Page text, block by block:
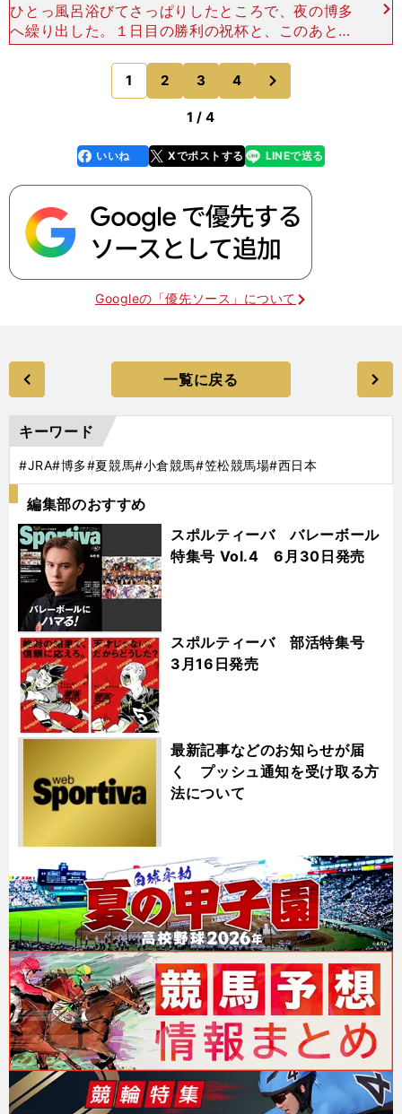
ひとっ風呂浴びてさっぱりしたところで、夜の博多
へ繰り出した。１日目の勝利の祝杯と、このあとの
旅の無事を祈念して、だ。 中洲界隈は、東京の不
夜城とはまた違った、エネルギッシュな活気に満ち
溢れている。街の
1 2 3 4
のページへ
1 / 4
faceboo
k
いいね Xでポストする
line LINEで送る
Googleの「優先ソース」について
一覧に戻る
キーワード
#JRA#博多#夏競馬#小倉競馬#笠松競馬場#西日本
編集部のおすすめ
スポルティーバ バレーボール
特集号 Vol.4 6月30日発売
スポルティーバ 部活特集号
3月16日発売
最新記事などのお知らせが届
く プッシュ通知を受け取る方
法について